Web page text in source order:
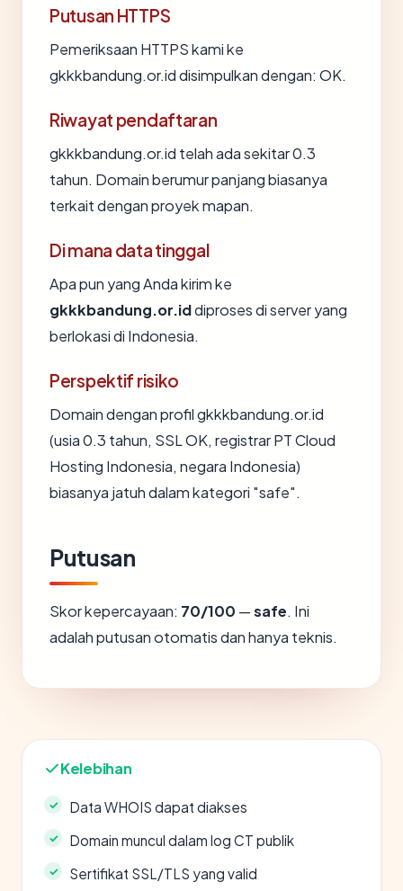
Putusan HTTPS
Pemeriksaan HTTPS kami ke
gkkkbandung.or.id disimpulkan dengan: OK.
Riwayat pendaftaran
gkkkbandung.or.id telah ada sekitar 0.3
tahun. Domain berumur panjang biasanya
terkait dengan proyek mapan.
Di mana data tinggal
Apa pun yang Anda kirim ke
gkkkbandung.or.iddiproses di server yang
berlokasi di Indonesia.
Perspektif risiko
Domain dengan profil gkkkbandung.or.id
(usia 0.3 tahun, SSL OK, registrar PT Cloud
Hosting Indonesia, negara Indonesia)
biasanya jatuh dalam kategori "safe".
Putusan
Skor kepercayaan: 70/100 —safe. Ini
adalah putusan otomatis dan hanya teknis.
Kelebihan
Data WHOIS dapat diakses
Domain muncul dalam log CT publik
Sertifikat SSL/TLS yang valid